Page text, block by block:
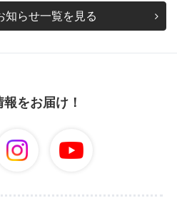
知らせ一覧を見る
をお届け！